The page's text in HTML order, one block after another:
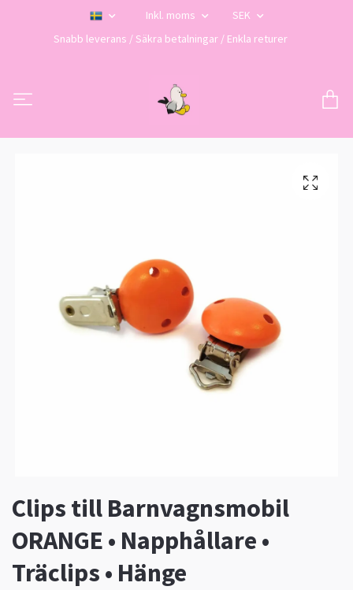
Inkl. moms
SEK
Snabb leverans / Säkra betalningar / Enkla returer
Clips till Barnvagnsmobil
ORANGE • Napphållare •
Träclips • Hänge